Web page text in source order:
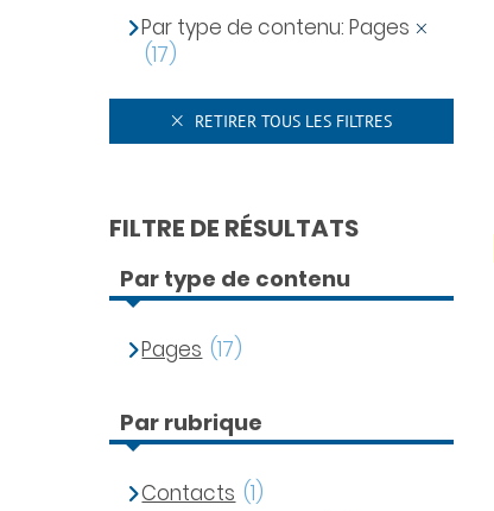
Par type de contenu: Pages
(17)
RETIRER TOUS LES FILTRES
FILTRE DE RÉSULTATS
Par type de contenu
Pages (17)
Par rubrique
Contacts (1)